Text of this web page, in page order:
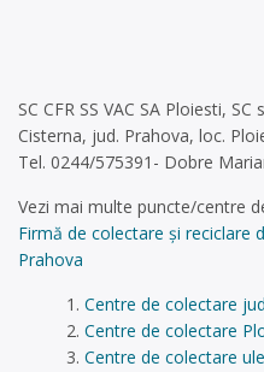
SC CFR SS VAC SA Ploiesti,
Cisterna, jud. Prahova, loc.
Tel. 0244/575391- Dobre
Vezi mai multe puncte/centre
Firmă de colectare și reciclare
Prahova
Centre de colectare
Centre de colectare
Centre de colectare